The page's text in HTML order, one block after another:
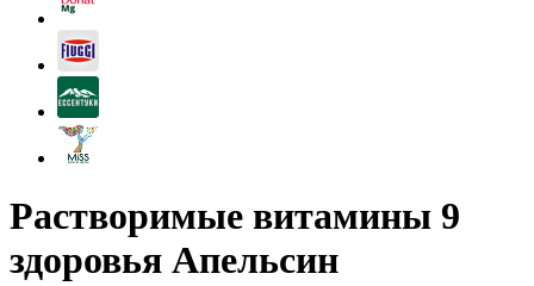
Растворимые витамины 9
здоровья Апельсин